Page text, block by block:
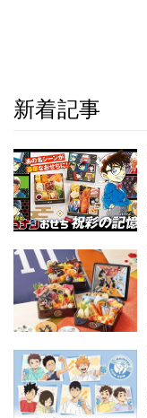
新着記事